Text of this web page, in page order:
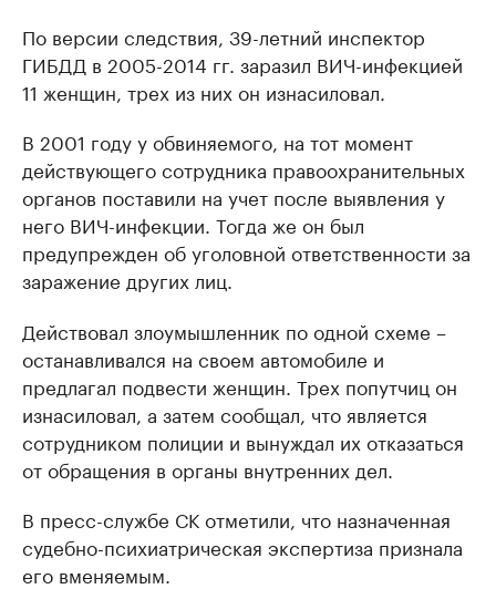
По версии следствия, 39-летний инспектор
ГИБДД в 2005-2014 гг. заразил ВИЧ-инфекцией
11 женщин, трех из них он изнасиловал.
В 2001 году у обвиняемого, на тот момент
действующего сотрудника правоохранительных
органов поставили на учет после выявления у
него ВИЧ-инфекции. Тогда же он был
предупрежден об уголовной ответственности за
заражение других лиц.
Действовал злоумышленник по одной схеме –
останавливался на своем автомобиле и
предлагал подвести женщин. Трех попутчиц он
изнасиловал, а затем сообщал, что является
сотрудником полиции и вынуждал их отказаться
от обращения в органы внутренних дел.
В пресс-службе СК отметили, что назначенная
судебно-психиатрическая экспертиза признала
его вменяемым.